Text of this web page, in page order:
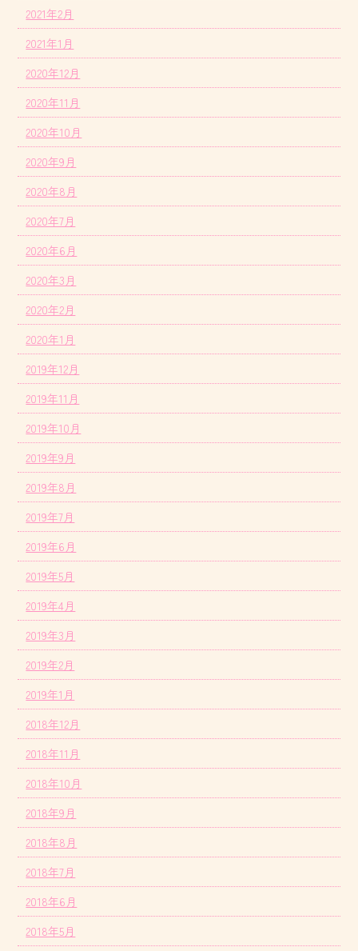
2021年2月
2021年1月
2020年12月
2020年11月
2020年10月
2020年9月
2020年8月
2020年7月
2020年6月
2020年3月
2020年2月
2020年1月
2019年12月
2019年11月
2019年10月
2019年9月
2019年8月
2019年7月
2019年6月
2019年5月
2019年4月
2019年3月
2019年2月
2019年1月
2018年12月
2018年11月
2018年10月
2018年9月
2018年8月
2018年7月
2018年6月
2018年5月